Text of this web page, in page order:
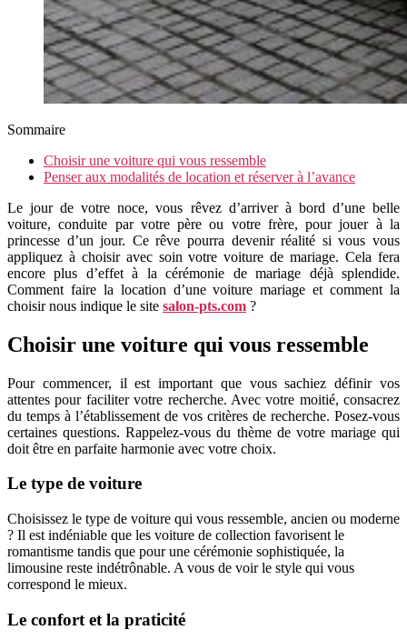
Sommaire
Choisir une voiture qui vous ressemble
Penser aux modalités de location et réserver à l’avance
Le jour de votre noce, vous rêvez d’arriver à bord d’une belle
voiture, conduite par votre père ou votre frère, pour jouer à la
princesse d’un jour. Ce rêve pourra devenir réalité si vous vous
appliquez à choisir avec soin votre voiture de mariage. Cela fera
encore plus d’effet à la cérémonie de mariage déjà splendide.
Comment faire la location d’une voiture mariage et comment la
choisir nous indique le site salon-pts.com ?
Choisir une voiture qui vous ressemble
Pour commencer, il est important que vous sachiez définir vos
attentes pour faciliter votre recherche. Avec votre moitié, consacrez
du temps à l’établissement de vos critères de recherche. Posez-vous
certaines questions. Rappelez-vous du thème de votre mariage qui
doit être en parfaite harmonie avec votre choix.
Le type de voiture
Choisissez le type de voiture qui vous ressemble, ancien ou moderne
? Il est indéniable que les voiture de collection favorisent le
romantisme tandis que pour une cérémonie sophistiquée, la
limousine reste indétrônable. A vous de voir le style qui vous
correspond le mieux.
Le confort et la praticité